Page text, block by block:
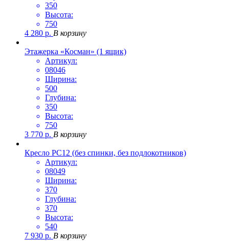
350
Высота:
750
4 280 р. В корзину
Этажерка «Косман» (1 ящик)
Артикул:
08046
Ширина:
500
Глубина:
350
Высота:
750
3 770 р. В корзину
Кресло РС12 (без спинки, без подлокотников)
Артикул:
08049
Ширина:
370
Глубина:
370
Высота:
540
7 930 р. В корзину